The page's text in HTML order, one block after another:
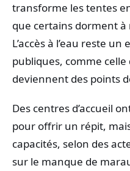
transforme les tentes
que certains dorment à
L’accès à l’eau reste
publiques, comme
deviennent des points
Des centres d’accueil
pour offrir un répit,
capacités, selon des
sur le manque de